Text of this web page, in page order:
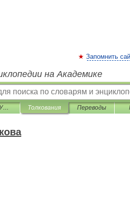
Запомнить
на Академике
Толковый словарь Ушакова Толкования Переводы